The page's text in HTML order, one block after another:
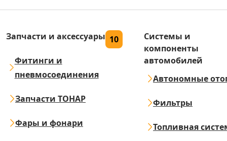
Запчасти и аксессуары 10
Фитинги и
пневмосоединения
Запчасти ТОНАР
Фары и фонари
Системы и
компоненты
автомобилей
Автономные
Фильтры
Топливная